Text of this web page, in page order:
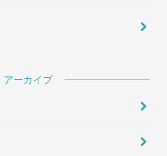
アーカイブ